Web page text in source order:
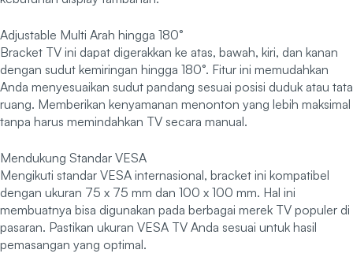
Adjustable Multi Arah hingga 180°
Bracket TV ini dapat digerakkan ke atas, bawah, kiri, dan kanan
dengan sudut kemiringan hingga 180°. Fitur ini memudahkan
Anda menyesuaikan sudut pandang sesuai posisi duduk atau tata
ruang. Memberikan kenyamanan menonton yang lebih maksimal
tanpa harus memindahkan TV secara manual.
Mendukung Standar VESA
Mengikuti standar VESA internasional, bracket ini kompatibel
dengan ukuran 75 x 75 mm dan 100 x 100 mm. Hal ini
membuatnya bisa digunakan pada berbagai merek TV populer di
pasaran. Pastikan ukuran VESA TV Anda sesuai untuk hasil
pemasangan yang optimal.